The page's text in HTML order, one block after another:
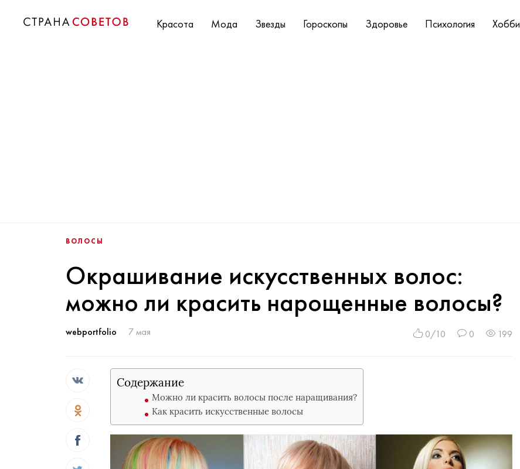
Красота Мода Звезды Гороскопы Здоровье Психология Хобби
ВОЛОСЫ
Окрашивание искусственных волос:
можно ли красить нарощенные волосы?
webportfolio 7 мая 0/10 0 199
Содержание
Можно ли красить волосы после наращивания?
Как красить искусственные волосы